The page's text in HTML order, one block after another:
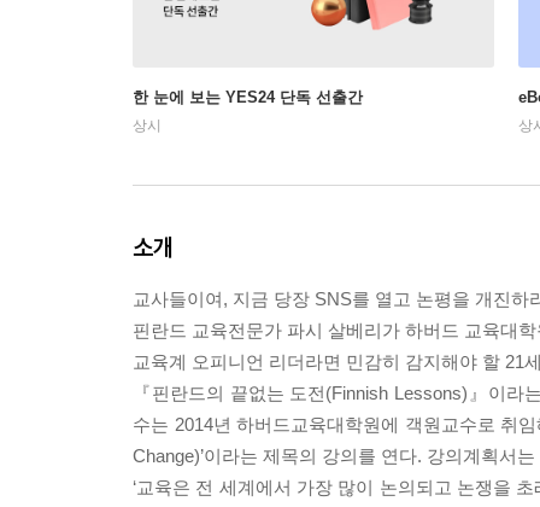
한 눈에 보는 YES24 단독 선출간
상시 상
소개
교사들이여, 지금 당장 SNS를 열고 논평을 개진하
핀란드 교육전문가 파시 살베리가 하버드 교육대
교육계 오피니언 리더라면 민감히 감지해야 할 21
『핀란드의 끝없는 도전(Finnish Lessons)』이
수는 2014년 하버드교육대학원에 객원교수로 취
Change)’이라는 제목의 강의를 연다. 강의계획서
‘교육은 전 세계에서 가장 많이 논의되고 논쟁을